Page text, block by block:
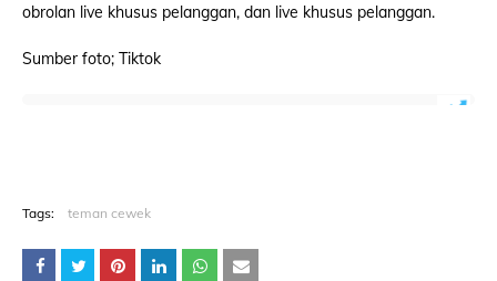
obrolan live khusus pelanggan, dan live khusus pelanggan.
Sumber foto; Tiktok
Tags: teman cewek